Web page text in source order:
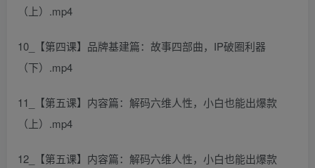
（上）.mp4
10_【第四课】品牌基建篇：故事四部曲，IP破圈利器
（下）.mp4
11_【第五课】内容篇：解码六维人性，小白也能出爆款
（上）.mp4
12_【第五课】内容篇：解码六维人性，小白也能出爆款